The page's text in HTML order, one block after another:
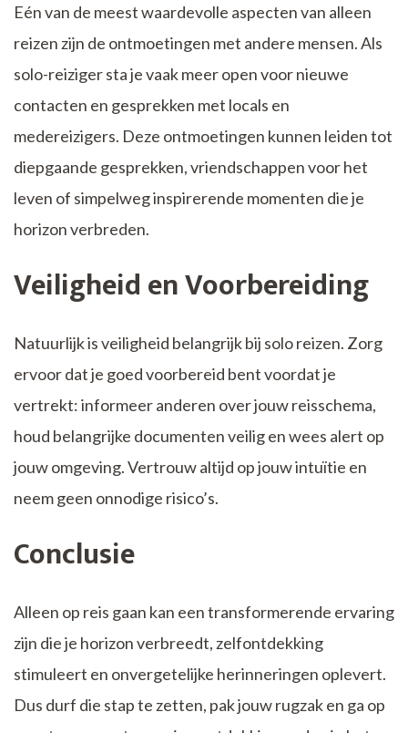
Eén van de meest waardevolle aspecten van alleen
reizen zijn de ontmoetingen met andere mensen. Als
solo-reiziger sta je vaak meer open voor nieuwe
contacten en gesprekken met locals en
medereizigers. Deze ontmoetingen kunnen leiden tot
diepgaande gesprekken, vriendschappen voor het
leven of simpelweg inspirerende momenten die je
horizon verbreden.
Veiligheid en Voorbereiding
Natuurlijk is veiligheid belangrijk bij solo reizen. Zorg
ervoor dat je goed voorbereid bent voordat je
vertrekt: informeer anderen over jouw reisschema,
houd belangrijke documenten veilig en wees alert op
jouw omgeving. Vertrouw altijd op jouw intuïtie en
neem geen onnodige risico’s.
Conclusie
Alleen op reis gaan kan een transformerende ervaring
zijn die je horizon verbreedt, zelfontdekking
stimuleert en onvergetelijke herinneringen oplevert.
Dus durf die stap te zetten, pak jouw rugzak en ga op